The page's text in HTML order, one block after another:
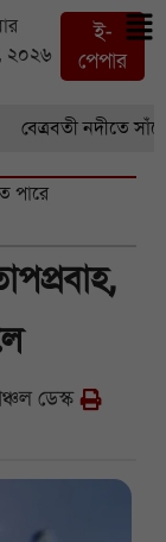
২০২৬
ই-
পেপার
বেত্রবতী নদীতে সাঁকো
পারে
ডেস্ক